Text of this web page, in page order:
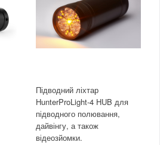
Підводний ліхтар
HunterProLight-4 HUB для
підводного полювання,
дайвінгу, а також
відеозйомки.